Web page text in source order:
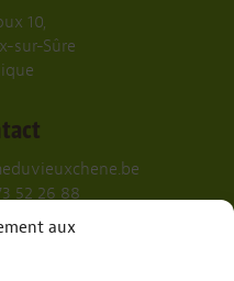
aux
10,
sur-Sûre
52 26 88